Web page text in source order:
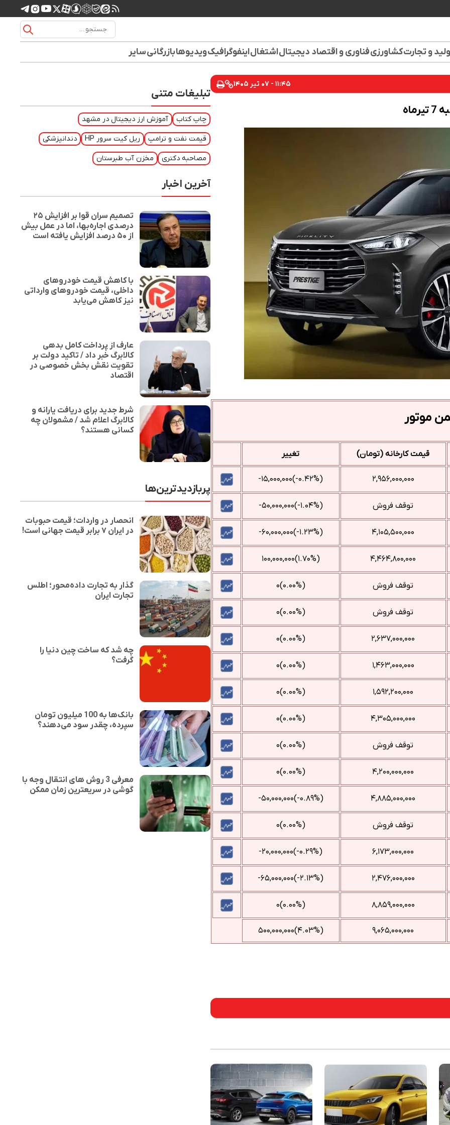
و تجارتکشاورزیفناوری و اقتصاد دیجیتالاشتغالاینفوگرافیکویدیوهابازرگانیسایر
۱۱:۴۵ - ۰۷ تیر ۱۴۰۵
موتور
قیمت کارخانه (تومان) تغییر
۲,۹۵۶,۰۰۰,۰۰۰ (‎-۰.۴۲%‌)‎-۱۵,۰۰۰,۰۰۰‌
توقف فروش (‎-۱.۰۴%‌)‎-۵۰,۰۰۰,۰۰۰‌
۴,۱۰۵,۵۰۰,۰۰۰ (‎-۱.۲۳%‌)‎-۶۰,۰۰۰,۰۰۰‌
۴,۴۶۴,۸۰۰,۰۰۰ (‎۱.۷۰%‌)‎۱۰۰,۰۰۰,۰۰۰‌
توقف فروش (۰.۰۰%)۰
توقف فروش (۰.۰۰%)۰
۲,۶۳۷,۰۰۰,۰۰۰ (۰.۰۰%)۰
۱,۴۶۳,۰۰۰,۰۰۰ (۰.۰۰%)۰
۱,۵۹۲,۲۰۰,۰۰۰ (۰.۰۰%)۰
۴,۳۰۵,۰۰۰,۰۰۰ (۰.۰۰%)۰
توقف فروش (۰.۰۰%)۰
۴,۲۰۰,۰۰۰,۰۰۰ (۰.۰۰%)۰
۴,۸۸۵,۰۰۰,۰۰۰ (‎-۰.۸۹%‌)‎-۵۰,۰۰۰,۰۰۰‌
توقف فروش (۰.۰۰%)۰
۶,۱۷۳,۰۰۰,۰۰۰ (‎-۰.۲۹%‌)‎-۲۰,۰۰۰,۰۰۰‌
۲,۴۷۶,۰۰۰,۰۰۰ (‎-۲.۱۳%‌)‎-۶۵,۰۰۰,۰۰۰‌
۸,۸۵۹,۰۰۰,۰۰۰ (۰.۰۰%)۰
۹,۰۶۵,۰۰۰,۰۰۰ (‎۴.۰۳%‌)‎۵۰۰,۰۰۰,۰۰۰‌
تبلیغات متنی
چاپ کتاب آموزش ارز دیجیتال در مشهد
قیمت نفت و ترامپ ریل کیت سرور HP دندانپزشکی
مصاحبه دکتری مخزن آب طبرستان
آخرین اخبار
تصمیم سران قوا بر افزایش ۲۵
درصدی اجاره‌بها، اما در عمل بیش
از ۵۰ درصد افزایش یافته است
با کاهش قیمت خودروهای
داخلی، قیمت خودروهای وارداتی
نیز کاهش می‌یابد
عارف از پرداخت کامل بدهی
کالابرگ خبر داد / تاکید دولت بر
تقویت نقش بخش خصوصی در
اقتصاد
شرط جدید برای دریافت یارانه و
کالابرگ اعلام شد / مشمولان چه
کسانی هستند؟
پربازدیدترین‌ها
انحصار در واردات؛ قیمت حبوبات
در ایران ۷ برابر قیمت جهانی است!
گذار به تجارت داده‌محور؛ اطلس
تجارت ایران
چه شد که ساخت چین دنیا را
گرفت؟
بانک‌ها به 100 میلیون تومان
سپرده، چقدر سود می‌دهند؟
معرفی 3 روش های انتقال وجه با
گوشی در سریعترین زمان ممکن